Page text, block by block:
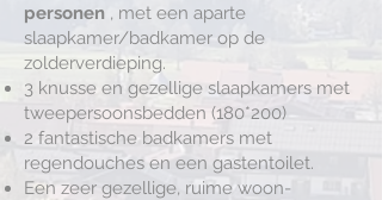
personen , met een aparte
slaapkamer/badkamer op de
zolderverdieping.
3 knusse en gezellige slaapkamers met
tweepersoonsbedden (180*200)
2 fantastische badkamers met
regendouches en een gastentoilet.
Een zeer gezellige, ruime woon-